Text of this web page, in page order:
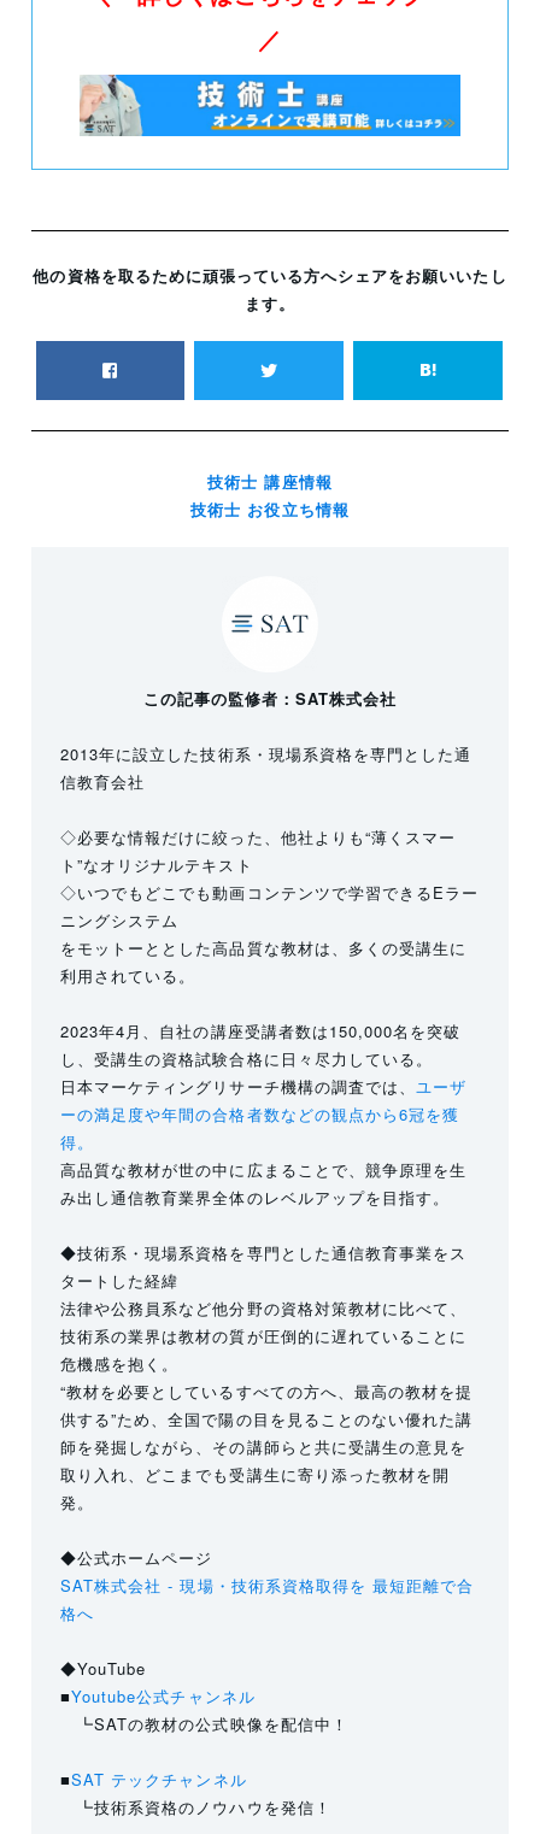
／
他の資格を取るために頑張っている方へシェアをお願いいたし
ます。
技術士 講座情報
技術士 お役立ち情報
この記事の監修者：SAT株式会社
2013年に設立した技術系・現場系資格を専門とした通
信教育会社
◇必要な情報だけに絞った、他社よりも“薄くスマー
ト”なオリジナルテキスト
◇いつでもどこでも動画コンテンツで学習できるEラー
ニングシステム
をモットーととした高品質な教材は、多くの受講生に
利用されている。
2023年4月、自社の講座受講者数は150,000名を突破
し、受講生の資格試験合格に日々尽力している。
日本マーケティングリサーチ機構の調査では、 ユーザ
ーの満足度や年間の合格者数などの観点から6冠を獲
得。
高品質な教材が世の中に広まることで、競争原理を生
み出し通信教育業界全体のレベルアップを目指す。
◆技術系・現場系資格を専門とした通信教育事業をス
タートした経緯
法律や公務員系など他分野の資格対策教材に比べて、
技術系の業界は教材の質が圧倒的に遅れていることに
危機感を抱く。
“教材を必要としているすべての方へ、最高の教材を提
供する”ため、全国で陽の目を見ることのない優れた講
師を発掘しながら、その講師らと共に受講生の意見を
取り入れ、どこまでも受講生に寄り添った教材を開
発。
◆公式ホームページ
SAT株式会社 - 現場・技術系資格取得を 最短距離で合
格へ
◆YouTube
■Youtube公式チャンネル
┗SATの教材の公式映像を配信中！
■SAT テックチャンネル
┗技術系資格のノウハウを発信！